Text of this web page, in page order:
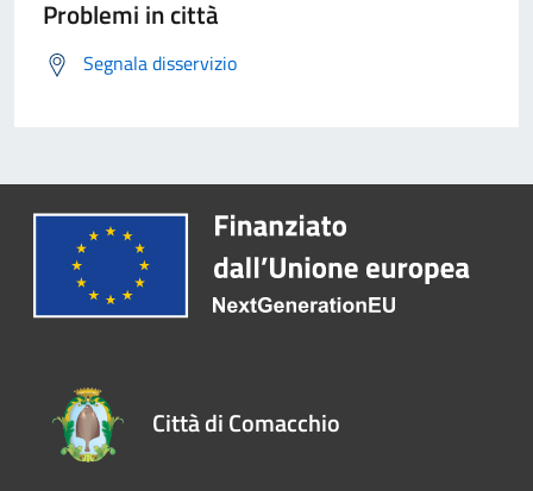
Problemi in città
Segnala disservizio
Città di Comacchio